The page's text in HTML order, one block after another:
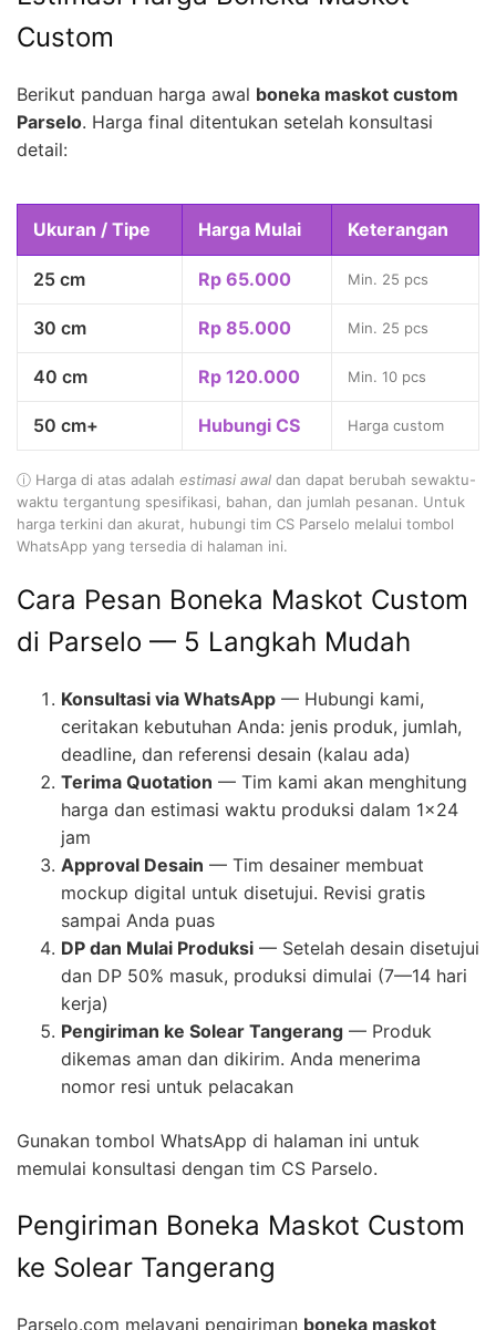
Custom
Berikut panduan harga awal boneka maskot custom
Parselo. Harga final ditentukan setelah konsultasi
detail:
Ukuran / Tipe Harga Mulai Keterangan
25 cm Rp 65.000 Min. 25 pcs
30 cm Rp 85.000 Min. 25 pcs
40 cm Rp 120.000 Min. 10 pcs
50 cm+ Hubungi CS Harga custom
ⓘ Harga di atas adalah estimasi awal dan dapat berubah sewaktu-
waktu tergantung spesifikasi, bahan, dan jumlah pesanan. Untuk
harga terkini dan akurat, hubungi tim CS Parselo melalui tombol
WhatsApp yang tersedia di halaman ini.
Cara Pesan Boneka Maskot Custom
di Parselo — 5 Langkah Mudah
Konsultasi via WhatsApp — Hubungi kami,
ceritakan kebutuhan Anda: jenis produk, jumlah,
deadline, dan referensi desain (kalau ada)
Terima Quotation — Tim kami akan menghitung
harga dan estimasi waktu produksi dalam 1×24
jam
Approval Desain — Tim desainer membuat
mockup digital untuk disetujui. Revisi gratis
sampai Anda puas
DP dan Mulai Produksi — Setelah desain disetujui
dan DP 50% masuk, produksi dimulai (7—14 hari
kerja)
Pengiriman ke Solear Tangerang — Produk
dikemas aman dan dikirim. Anda menerima
nomor resi untuk pelacakan
Gunakan tombol WhatsApp di halaman ini untuk
memulai konsultasi dengan tim CS Parselo.
Pengiriman Boneka Maskot Custom
ke Solear Tangerang
Parselo.com melayani pengiriman boneka maskot